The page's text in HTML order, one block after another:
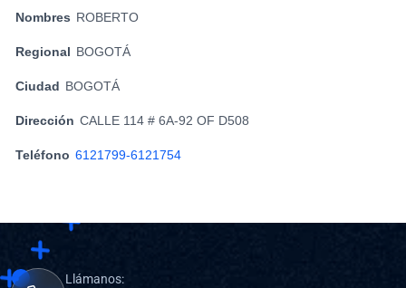
Nombres ROBERTO
Regional BOGOTÁ
Ciudad BOGOTÁ
Dirección CALLE 114 # 6A-92 OF D508
Teléfono 6121799-6121754
Llámanos: